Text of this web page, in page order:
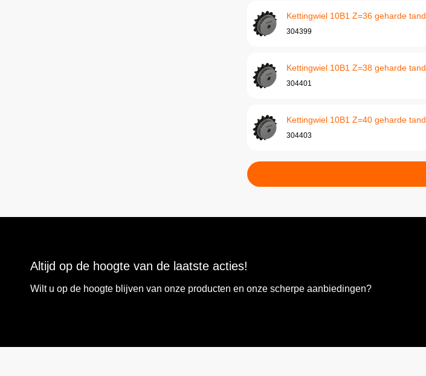
Kettingwiel 10B1 Z=36 geharde
304399
Kettingwiel 10B1 Z=38 geharde
304401
Kettingwiel 10B1 Z=40 geharde
304403
Altijd op de hoogte van de laatste acties!
Wilt u op de hoogte blijven van onze producten en onze scherpe aanbiedingen?